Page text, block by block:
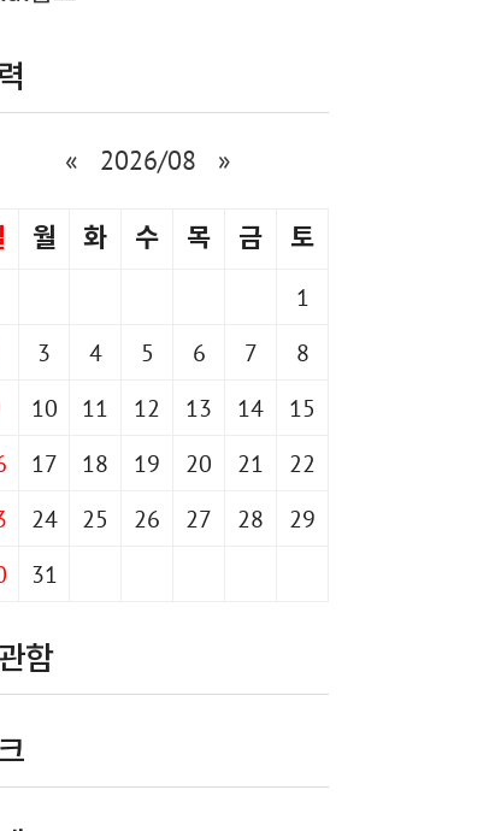
« 2026/08 »
월 화 수 목 금 토
1
3 4 5 6 7
8
10 11 12 13 14
15
17 18 19 20 21
22
24 25 26 27 28
29
31
함